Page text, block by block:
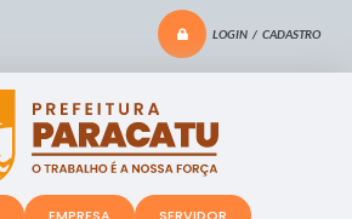
LOGIN / CADASTRO